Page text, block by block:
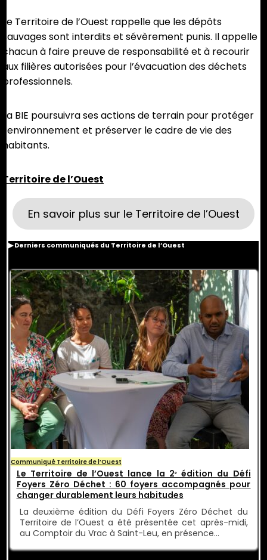
Le Territoire de l’Ouest rappelle que les dépôts
sauvages sont interdits et sévèrement punis. Il appelle
chacun à faire preuve de responsabilité et à recourir
aux filières autorisées pour l’évacuation des déchets
professionnels.
La BIE poursuivra ses actions de terrain pour protéger
l’environnement et préserver le cadre de vie des
habitants.
Territoire de l’Ouest
En savoir plus sur le Territoire de l’Ouest
▶Derniers communiqués du Territoire de l’Ouest
Communiqué Territoire de l’Ouest
Le Territoire de l’Ouest lance la 2ᵉ édition du Défi
Foyers Zéro Déchet : 60 foyers accompagnés pour
changer durablement leurs habitudes
La deuxième édition du Défi Foyers Zéro Déchet du
Territoire de l’Ouest a été présentée cet après-midi,
au Comptoir du Vrac à Saint-Leu, en présence…